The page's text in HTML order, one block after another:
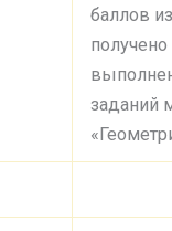
баллов
получено
заданий